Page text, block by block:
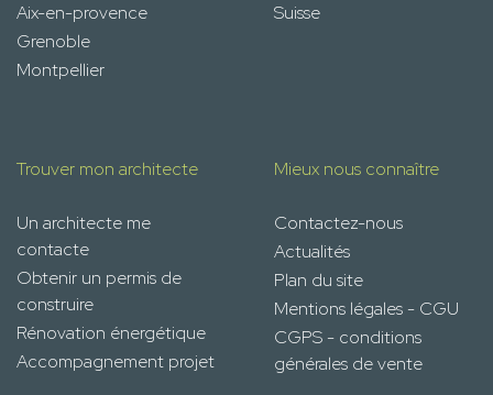
Aix-en-provence
Grenoble
Montpellier
Suisse
Trouver mon architecte
Un architecte me
contacte
Obtenir un permis de
construire
Rénovation énergétique
Accompagnement projet
Mieux nous connaître
Contactez-nous
Actualités
Plan du site
Mentions légales - CGU
CGPS - conditions
générales de vente